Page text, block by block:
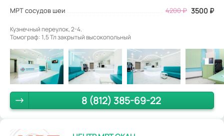
МРТ сосудов шеи 4200₽ 3500 ₽
Кузнечный переулок, 2-4.
Томограф: 1,5 Тл закрытый высокопольный
8 (812) 385-69-22